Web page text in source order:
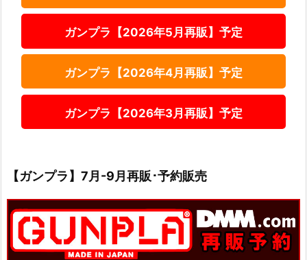
ガンプラ【2026年5月再販】予定
ガンプラ【2026年4月再販】予定
ガンプラ【2026年3月再販】予定
【ガンプラ】7月-9月再販･予約販売